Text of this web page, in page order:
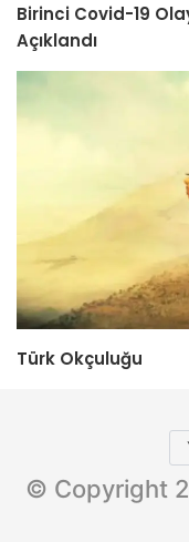
Birinci Covid-19
Açıklandı
Türk Okçuluğu
© Copyright